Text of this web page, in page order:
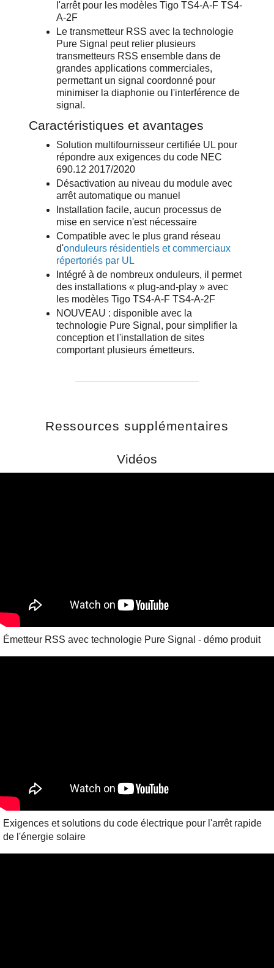
l'arrêt pour les modèles Tigo TS4-A-F TS4-
A-2F
Le transmetteur RSS avec la technologie
Pure Signal peut relier plusieurs
transmetteurs RSS ensemble dans de
grandes applications commerciales,
permettant un signal coordonné pour
minimiser la diaphonie ou l'interférence de
signal.
Caractéristiques et avantages
Solution multifournisseur certifiée UL pour
répondre aux exigences du code NEC
690.12 2017/2020
Désactivation au niveau du module avec
arrêt automatique ou manuel
Installation facile, aucun processus de
mise en service n'est nécessaire
Compatible avec le plus grand réseau
d'onduleurs résidentiels et commerciaux
répertoriés par UL
Intégré à de nombreux onduleurs, il permet
des installations « plug-and-play » avec
les modèles Tigo TS4-A-F TS4-A-2F
NOUVEAU : disponible avec la
technologie Pure Signal, pour simplifier la
conception et l'installation de sites
comportant plusieurs émetteurs.
Ressources supplémentaires
Vidéos
Émetteur RSS avec technologie Pure Signal - démo produit
Exigences et solutions du code électrique pour l'arrêt rapide
de l'énergie solaire